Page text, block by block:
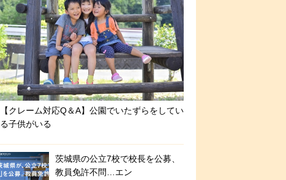
【クレーム対応Q＆A】公園でいたずらをしてい
る子供がいる
茨城県の公立7校で校長を公募、
教員免許不問…エン